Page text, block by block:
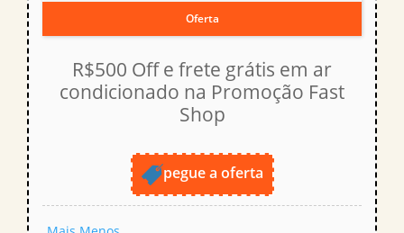
Oferta
R$500 Off e frete grátis em ar
condicionado na Promoção Fast
Shop
pegue a oferta